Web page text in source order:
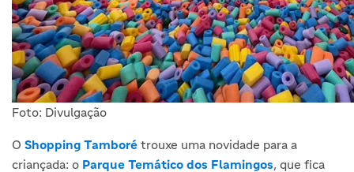
Foto: Divulgação
O Shopping Tamboré trouxe uma novidade para a
criançada: o Parque Temático dos Flamingos, que fica